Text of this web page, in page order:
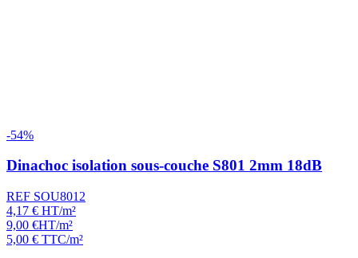
-54%
Dinachoc isolation sous-couche S801 2mm 18dB
REF SOU8012
4,17 € HT/m²
9,00 €HT/m²
5,00 € TTC/m²